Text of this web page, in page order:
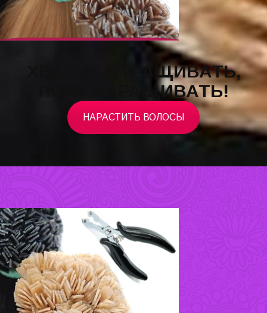
ХВАТИТ ОТРАЩИВАТЬ,
ПОРА НАРАЩИВАТЬ!
НАРАСТИТЬ ВОЛОСЫ